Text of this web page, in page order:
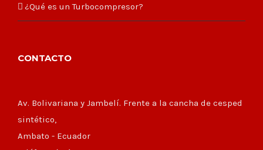
¿Qué es un Turbocompresor?
CONTACTO
Av. Bolivariana y Jambelí. Frente a la cancha de cesped
sintético,
Ambato - Ecuador